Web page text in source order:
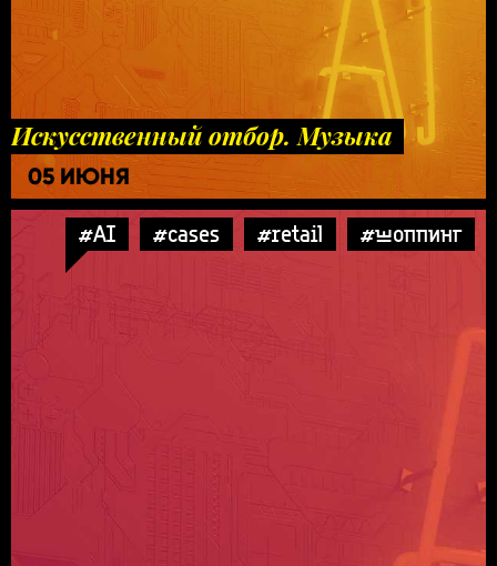
Искусственный отбор. Музыка
05 ИЮНЯ
#AI #cases #retail #шоппинг